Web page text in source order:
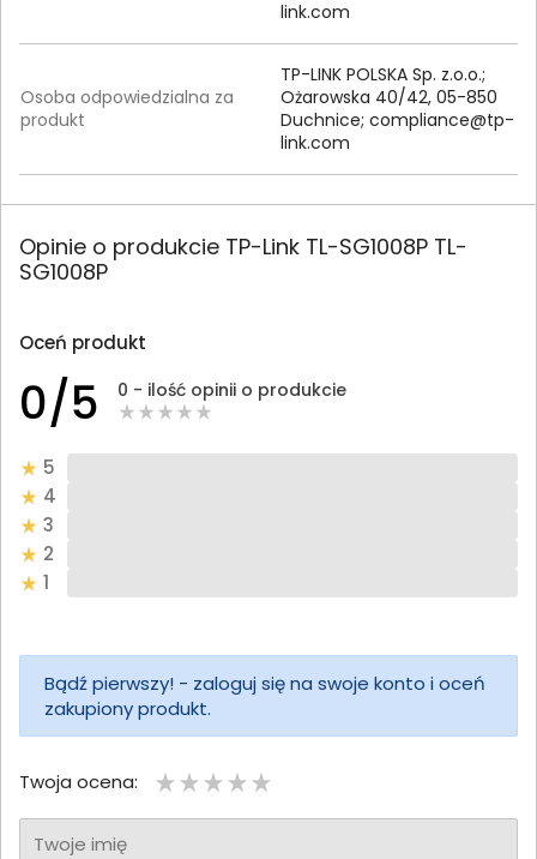
link.com
Osoba odpowiedzialna za
produkt
TP-LINK POLSKA Sp. z.o.o.;
Ożarowska 40/42, 05-850
Duchnice; compliance@tp-
link.com
Opinie o produkcie TP-Link TL-SG1008P TL-
SG1008P
Oceń produkt
0/5 0 - ilość opinii o produkcie
5
4
3
2
1
Bądź pierwszy! - zaloguj się na swoje konto i oceń
zakupiony produkt.
Twoja ocena:
Twoje imię